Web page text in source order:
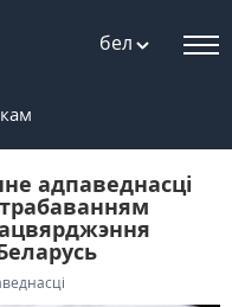
бел
адпаведнасці